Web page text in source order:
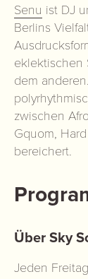
Senu ist DJ
Berlins
eklektischen
dem
zwischen
Gquom,
bereichert.
Über Sky
Jeden